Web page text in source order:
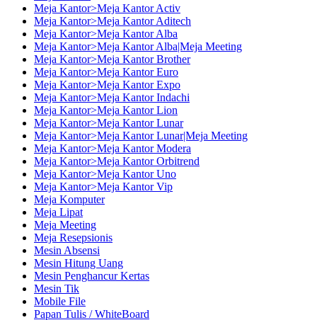
Meja Kantor>Meja Kantor Activ
Meja Kantor>Meja Kantor Aditech
Meja Kantor>Meja Kantor Alba
Meja Kantor>Meja Kantor Alba|Meja Meeting
Meja Kantor>Meja Kantor Brother
Meja Kantor>Meja Kantor Euro
Meja Kantor>Meja Kantor Expo
Meja Kantor>Meja Kantor Indachi
Meja Kantor>Meja Kantor Lion
Meja Kantor>Meja Kantor Lunar
Meja Kantor>Meja Kantor Lunar|Meja Meeting
Meja Kantor>Meja Kantor Modera
Meja Kantor>Meja Kantor Orbitrend
Meja Kantor>Meja Kantor Uno
Meja Kantor>Meja Kantor Vip
Meja Komputer
Meja Lipat
Meja Meeting
Meja Resepsionis
Mesin Absensi
Mesin Hitung Uang
Mesin Penghancur Kertas
Mesin Tik
Mobile File
Papan Tulis / WhiteBoard